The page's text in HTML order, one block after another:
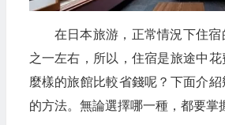
在日本旅游，正常情況下住
之一左右，所以，住宿是旅途中
麼樣的旅館比較省錢呢？下面介
的方法。無論選擇哪一種，都要掌